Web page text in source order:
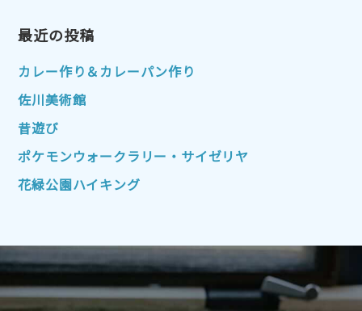
2023年1月
2022年10月 2022年9月
2022年7月
2022年4月
2022年1月 2021年12月 2021年11月
2021年10月 2021年9月
2021年1月 2020年12月 2020年11月
2020年10月 2020年9月 2020年8月
最近の投稿
カレー作り＆カレーパン作り
佐川美術館
昔遊び
ポケモンウォークラリー・サイゼリヤ
花緑公園ハイキング